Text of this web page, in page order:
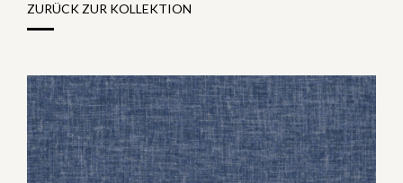
ZURÜCK ZUR KOLLEKTION